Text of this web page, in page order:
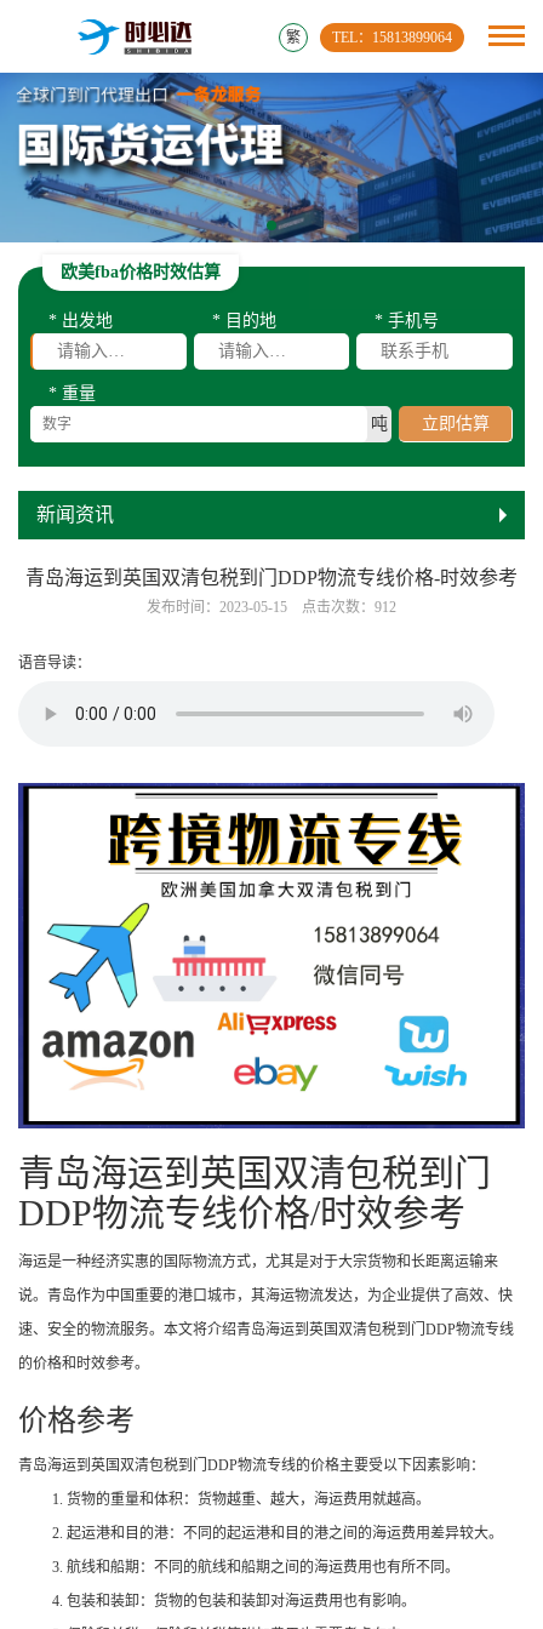
TEL：15813899064
繁
欧美fba价格时效估算
* 出发地 * 目的地 * 手机号
* 重量
吨
立即估算
新闻资讯
青岛海运到英国双清包税到门DDP物流专线价格-时效参考
发布时间：2023-05-15 点击次数：912
语音导读：
青岛海运到英国双清包税到门
DDP物流专线价格/时效参考
海运是一种经济实惠的国际物流方式，尤其是对于大宗货物和长距离运输来
说。青岛作为中国重要的港口城市，其海运物流发达，为企业提供了高效、快
速、安全的物流服务。本文将介绍青岛海运到英国双清包税到门DDP物流专线
的价格和时效参考。
价格参考
青岛海运到英国双清包税到门DDP物流专线的价格主要受以下因素影响：
货物的重量和体积：货物越重、越大，海运费用就越高。
起运港和目的港：不同的起运港和目的港之间的海运费用差异较大。
航线和船期：不同的航线和船期之间的海运费用也有所不同。
包装和装卸：货物的包装和装卸对海运费用也有影响。